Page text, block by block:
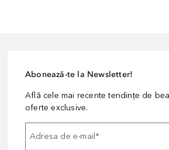
Abonează-te la Newsletter!
Află cele mai recente tendințe de
oferte exclusive.
Adresa de e-mail*